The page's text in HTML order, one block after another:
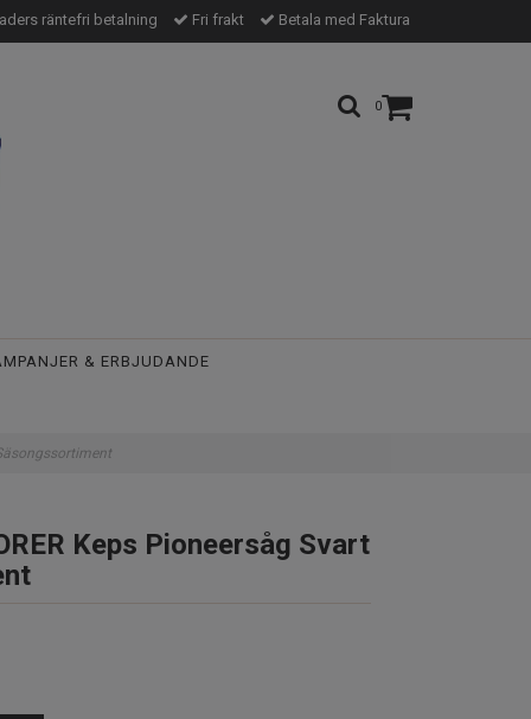
räntefri betalning Fri frakt Betala med Faktura
0
& ERBJUDANDE
Keps Pioneersåg Svart